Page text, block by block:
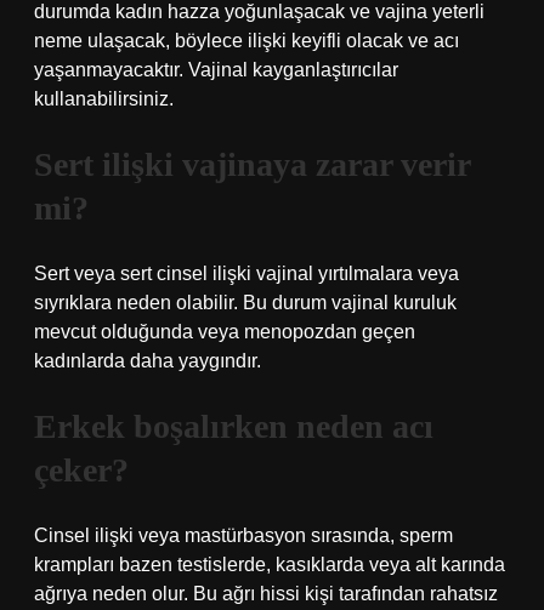
durumda kadın hazza yoğunlaşacak ve vajina yeterli
neme ulaşacak, böylece ilişki keyifli olacak ve acı
yaşanmayacaktır. Vajinal kayganlaştırıcılar
kullanabilirsiniz.
Sert ilişki vajinaya zarar verir
mi?
Sert veya sert cinsel ilişki vajinal yırtılmalara veya
sıyrıklara neden olabilir. Bu durum vajinal kuruluk
mevcut olduğunda veya menopozdan geçen
kadınlarda daha yaygındır.
Erkek boşalırken neden acı
çeker?
Cinsel ilişki veya mastürbasyon sırasında, sperm
krampları bazen testislerde, kasıklarda veya alt karında
ağrıya neden olur. Bu ağrı hissi kişi tarafından rahatsız